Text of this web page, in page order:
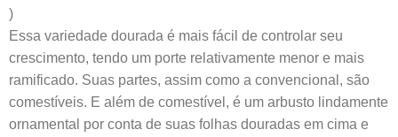
)
Essa variedade dourada é mais fácil de controlar seu
crescimento, tendo um porte relativamente menor e mais
ramificado. Suas partes, assim como a convencional, são
comestíveis. E além de comestível, é um arbusto lindamente
ornamental por conta de suas folhas douradas em cima e